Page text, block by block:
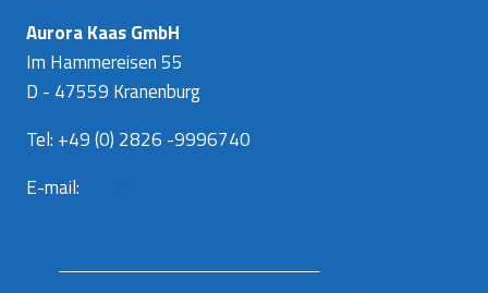
Aurora Kaas GmbH
Im Hammereisen 55
D - 47559 Kranenburg
Tel: +49 (0) 2826 -9996740
E-mail: